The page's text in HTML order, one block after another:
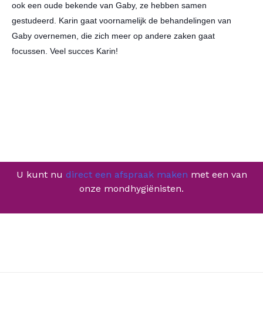
ook een oude bekende van Gaby, ze hebben samen
gestudeerd. Karin gaat voornamelijk de behandelingen van
Gaby overnemen, die zich meer op andere zaken gaat
focussen. Veel succes Karin!
U kunt nu direct een afspraak maken met een van
onze mondhygiënisten.